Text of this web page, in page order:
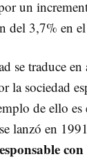
un
del 3,7% en
se traduce en
la sociedad
de ello
lanzó en